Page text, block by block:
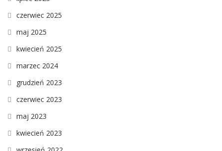
czerwiec 2025
maj 2025
kwiecień 2025
marzec 2024
grudzień 2023
czerwiec 2023
maj 2023
kwiecień 2023